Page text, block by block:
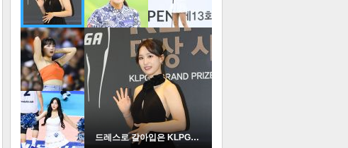
많이 본 뉴스
연예
스포츠 포토
드레스로 갈아입은 KLPGA …